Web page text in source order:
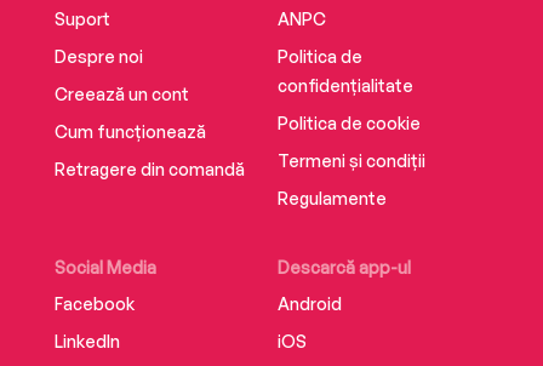
Suport
Despre noi
Creează un cont
Cum funcționează
Retragere din comandă
Social Media
Facebook
LinkedIn
Descarcă app-ul
Android
iOS
ANPC
Politica de
confidențialitate
Politica de cookie
Termeni și condiții
Regulamente